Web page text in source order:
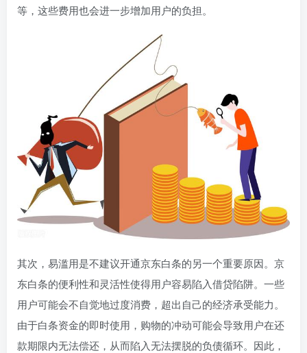
等，这些费用也会进一步增加用户的负担。
其次，易滥用是不建议开通京东白条的另一个重要原因。京
东白条的便利性和灵活性使得用户容易陷入借贷陷阱。一些
用户可能会不自觉地过度消费，超出自己的经济承受能力。
由于白条资金的即时使用，购物的冲动可能会导致用户在还
款期限内无法偿还，从而陷入无法摆脱的负债循环。因此，